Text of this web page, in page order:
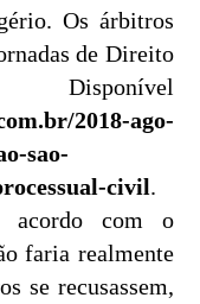
Os árbitros
de Direito
2018-ago-
sao-
civil.
acordo com o
faria realmente
se recusassem,